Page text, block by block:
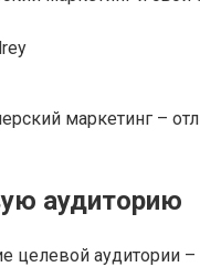
маркетинг –
аудиторию
аудитории